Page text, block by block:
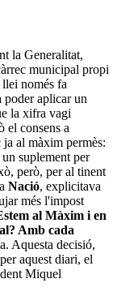
la Generalitat,
municipal propi
només fa
poder aplicar un
la xifra vagi
el consens a
al màxim permès:
suplement per
però, per al tinent
a Nació, explicitava
més l'impost
al Màxim i en
Amb cada
Aquesta decisió,
aquest diari, el
Miquel